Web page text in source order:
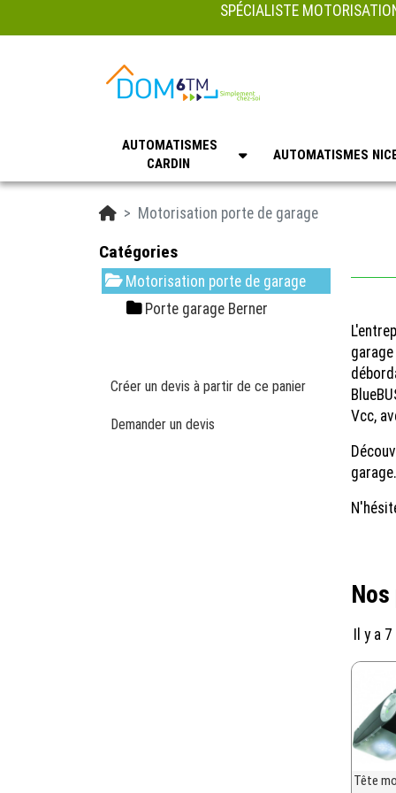
SPÉCIALISTE
AUTOMATISMES
CARDIN
AUTOMATISMES
AccueilMotorisation porte de garage
Catégories
Motorisation porte de garage
Porte garage Berner
Créer un devis à partir de ce panier
Demander un devis
Vcc,
garage.
Il y a
Tête